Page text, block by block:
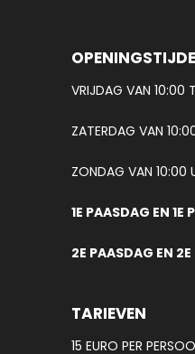
VRIJDAG VAN 10:00
ZATERDAG VAN
ZONDAG VAN 10:00
1E PAASDAG EN 1E
2E PAASDAG EN
TARIEVEN
15 EURO PER